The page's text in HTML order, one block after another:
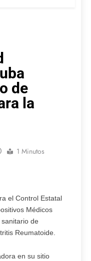
de
la
1 Minutos
el Control Estatal
Médicos
de
Reumatoide.
en su sitio